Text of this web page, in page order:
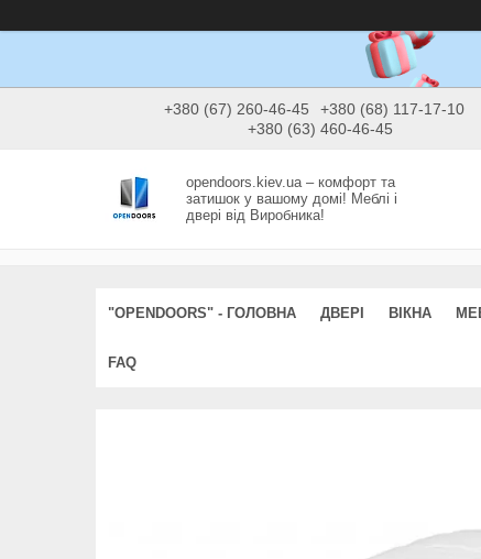
+380 (67) 260-46-45
+380 (68) 117-17-10
+380 (63) 460-46-45
opendoors.kiev.ua – комфорт та
затишок у вашому домі! Меблі і
двері від Виробника!
"OPENDOORS" - ГОЛОВНА ДВЕРІ ВІКНА
FAQ